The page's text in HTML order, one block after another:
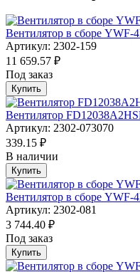
Вентилятор в сборе YWF-
Артикул: 2302-159
11 659.57 ₽
Под заказ
Купить
Вентилятор
Артикул: 2302-073070
339.15 ₽
В наличии
Купить
Вентилятор в сборе YWF-
Артикул: 2302-081
3 744.40 ₽
Под заказ
Купить